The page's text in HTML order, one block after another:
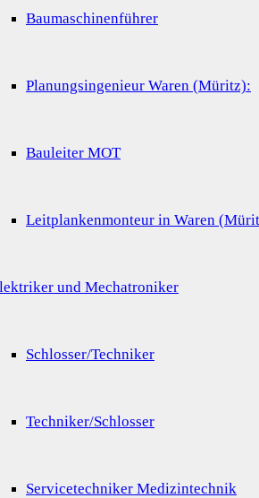
Baumaschinenführer
Planungsingenieur Waren (Müritz):
Bauleiter MOT
Leitplankenmonteur in Waren
und Mechatroniker
Schlosser/Techniker
Techniker/Schlosser
Servicetechniker Medizintechnik